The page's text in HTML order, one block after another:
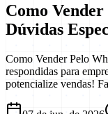
Como
Dúvidas
Como Vender Pelo
respondidas para
potencialize vendas!